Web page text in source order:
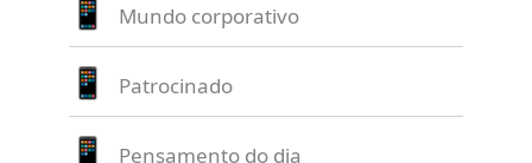
Mundo corporativo
Patrocinado
Pensamento do dia